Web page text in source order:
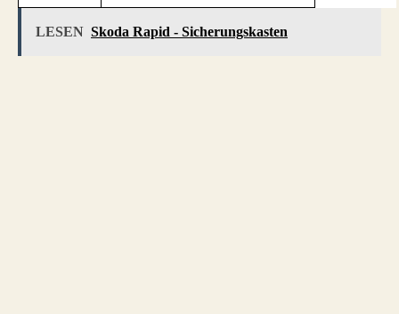
LESEN Skoda Rapid - Sicherungskasten